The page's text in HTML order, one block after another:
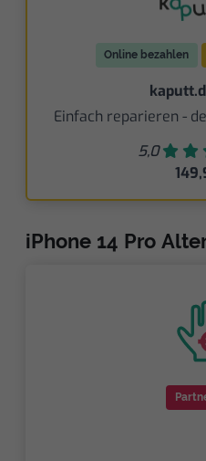
Online bezahlen
Einfach reparieren -
5,0
iPhone 14 Pro